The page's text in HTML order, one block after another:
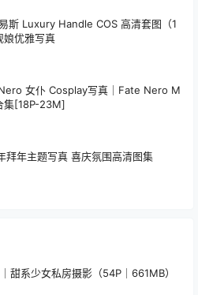
斯 Luxury Handle COS 高清套图（1
优雅写真
女仆 Cosplay写真｜Fate Nero M
集[18P-23M]
拜年主题写真 喜庆氛围高清图集
甜系少女私房摄影（54P｜661MB）